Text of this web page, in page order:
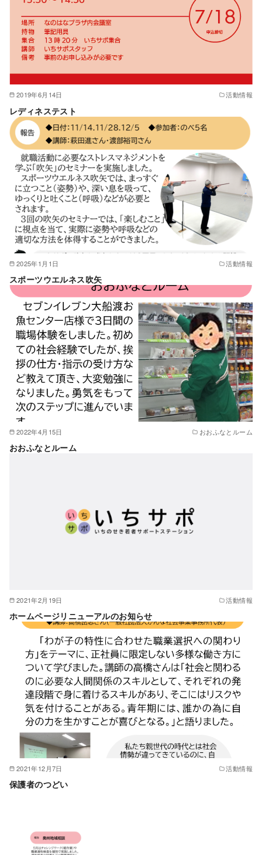
2019年6月14日 活動情報
レディネステスト
2025年1月1日 活動情報
スポーツウエルネス吹矢
2022年4月15日 おおふなとルーム
おおふなとルーム
2021年2月19日 活動情報
ホームページリニューアルのお知らせ
2021年12月7日 活動情報
保護者のつどい